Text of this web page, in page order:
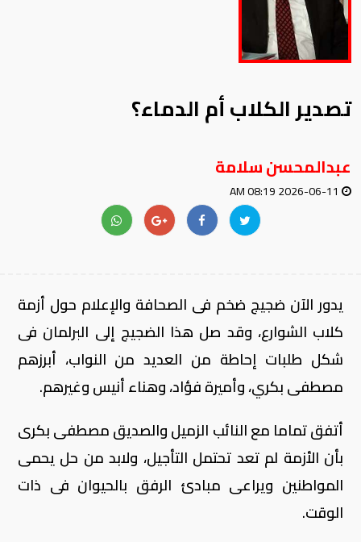
تصدير الكلاب أم الدماء؟
عبدالمحسن سلامة
2026-06-11 08:19 AM
يدور الآن ضجيج ضخم فى الصحافة والإعلام حول أزمة
كلاب الشوارع، وقد صل هذا الضجيج إلى البرلمان فى
شكل طلبات إحاطة من العديد من النواب، أبرزهم
مصطفى بكري، وأميرة فؤاد، وهناء أنيس وغيرهم.
أتفق تماما مع النائب الزميل والصديق مصطفى بكرى
بأن الأزمة لم تعد تحتمل التأجيل، ولابد من حل يحمى
المواطنين ويراعى مبادئ الرفق بالحيوان فى ذات
الوقت.